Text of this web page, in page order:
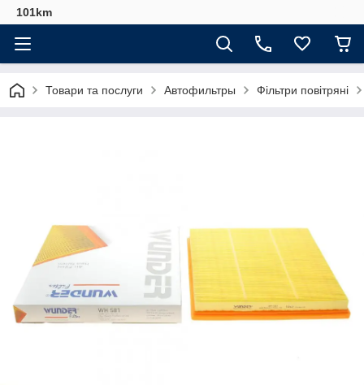
101km
Товари та послуги Автофильтры Фільтри повітряні